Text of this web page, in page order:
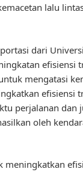
lalu
dari
efisiensi
mengatasi
efisiensi
perjalanan dan
oleh
meningkatkan